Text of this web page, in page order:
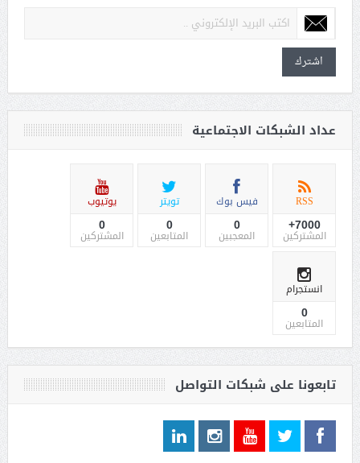
اشترك
عداد الشبكات الاجتماعية
RSS
7000+
المشتركين
فيس بوك
0
المعجبين
تويتر
0
المتابعين
يوتيوب
0
المشتركين
انستجرام
0
المتابعين
تابعونا على شبكات التواصل